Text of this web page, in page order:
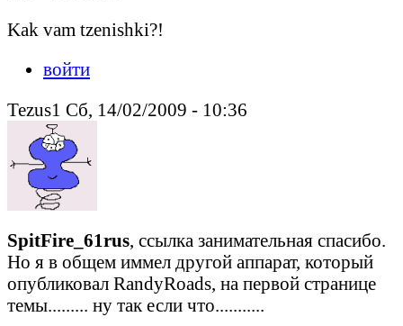
Kak vam tzenishki?!
войти
Tezus1 Сб, 14/02/2009 - 10:36
SpitFire_61rus, ссылка занимательная спасибо.
Но я в общем иммел другой аппарат, который
опубликовал RandyRoads, на первой странице
темы......... ну так если что...........